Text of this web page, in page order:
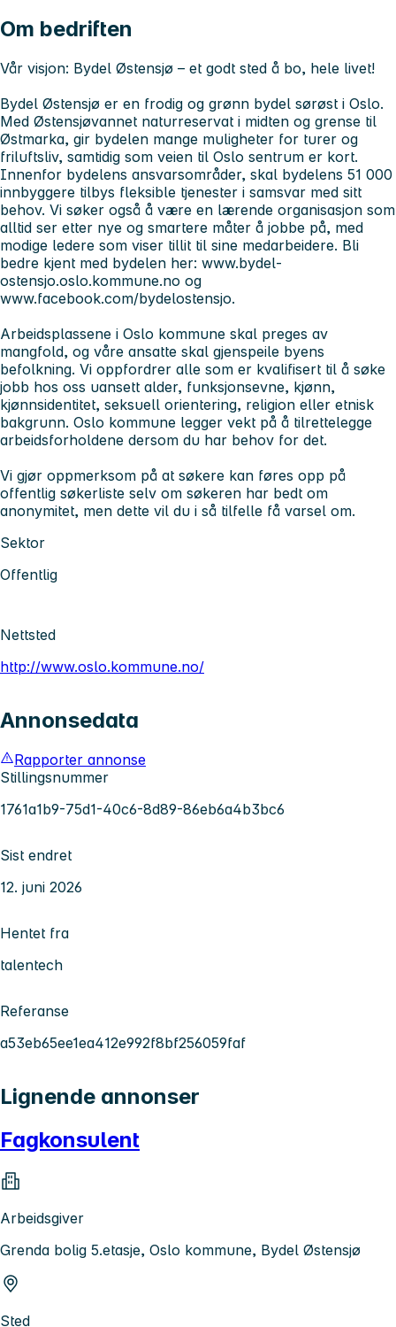
Om bedriften
Vår visjon: Bydel Østensjø – et godt sted å bo, hele livet!
Bydel Østensjø er en frodig og grønn bydel sørøst i Oslo.
Med Østensjøvannet naturreservat i midten og grense til
Østmarka, gir bydelen mange muligheter for turer og
friluftsliv, samtidig som veien til Oslo sentrum er kort.
Innenfor bydelens ansvarsområder, skal bydelens 51 000
innbyggere tilbys fleksible tjenester i samsvar med sitt
behov. Vi søker også å være en lærende organisasjon som
alltid ser etter nye og smartere måter å jobbe på, med
modige ledere som viser tillit til sine medarbeidere. Bli
bedre kjent med bydelen her: www.bydel-
ostensjo.oslo.kommune.no og
www.facebook.com/bydelostensjo.
Arbeidsplassene i Oslo kommune skal preges av
mangfold, og våre ansatte skal gjenspeile byens
befolkning. Vi oppfordrer alle som er kvalifisert til å søke
jobb hos oss uansett alder, funksjonsevne, kjønn,
kjønnsidentitet, seksuell orientering, religion eller etnisk
bakgrunn. Oslo kommune legger vekt på å tilrettelegge
arbeidsforholdene dersom du har behov for det.
Vi gjør oppmerksom på at søkere kan føres opp på
offentlig søkerliste selv om søkeren har bedt om
anonymitet, men dette vil du i så tilfelle få varsel om.
Sektor
Offentlig
Nettsted
http://www.oslo.kommune.no/
Annonsedata
Rapporter annonse
Stillingsnummer
1761a1b9-75d1-40c6-8d89-86eb6a4b3bc6
Sist endret
12. juni 2026
Hentet fra
talentech
Referanse
a53eb65ee1ea412e992f8bf256059faf
Lignende annonser
Fagkonsulent
Arbeidsgiver
Grenda bolig 5.etasje, Oslo kommune, Bydel Østensjø
Sted